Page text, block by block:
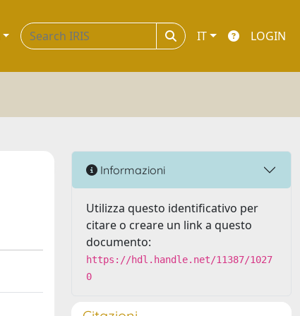
IT LOGIN
Informazioni
Utilizza questo identificativo per
citare o creare un link a questo
documento:
https://hdl.handle.net/11387/1027
0